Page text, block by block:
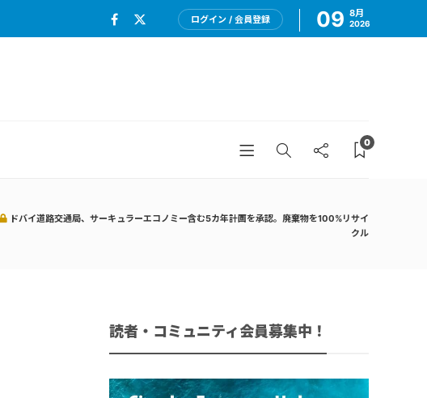
ログイン / 会員登録 09 8月
2026
0
ドバイ道路交通局、サーキュラーエコノミー含む5カ年計画を承認。廃棄物を100%リサイ
クル
読者・コミュニティ会員募集中！